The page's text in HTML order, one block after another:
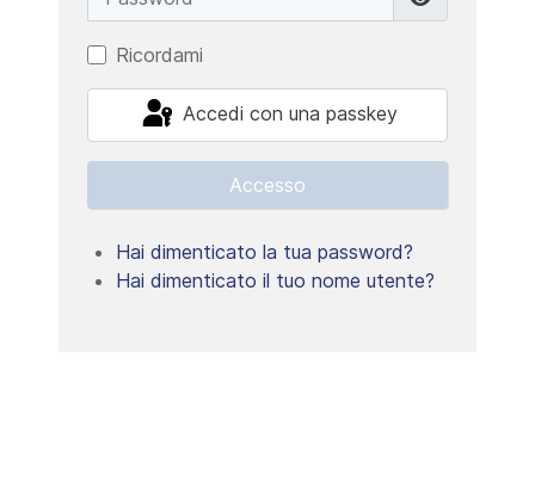
Ricordami
Accedi con una passkey
Accesso
Hai dimenticato la tua password?
Hai dimenticato il tuo nome utente?